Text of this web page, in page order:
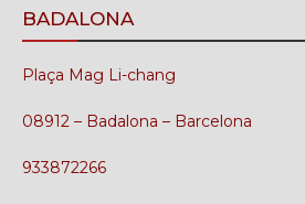
BADALONA
Plaça Mag Li-chang
08912 – Badalona – Barcelona
933872266